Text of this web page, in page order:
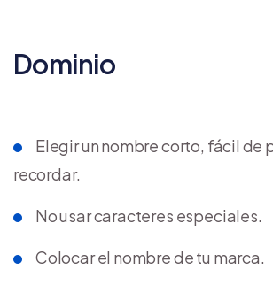
Dominio
Elegir un nombre corto, fácil de
recordar.
No usar caracteres especiales.
Colocar el nombre de tu marca.